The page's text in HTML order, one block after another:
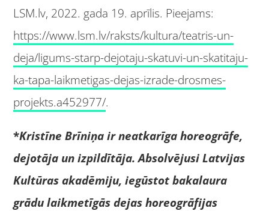
LSM.lv, 2022. gada 19. aprīlis. Pieejams:
https://www.lsm.lv/raksts/kultura/teatris-un-
deja/ligums-starp-dejotaju-skatuvi-un-skatitaju-
ka-tapa-laikmetigas-dejas-izrade-drosmes-
projekts.a452977/.
*Kristīne Brīniņa ir neatkarīga horeogrāfe,
dejotāja un izpildītāja. Absolvējusi Latvijas
Kultūras akadēmiju, iegūstot bakalaura
grādu laikmetīgās dejas horeogrāfijas